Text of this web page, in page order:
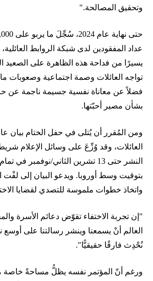
وتحقيق المصالحة."
عداد المفقودين لدى شبكة الروابط
يسيرًا من فداحة هذه الظاهرة على الصعيد
تواجه العائلات وصمة اجتماعية وصعوبات
فضلاً عن معاناة نفسية جسيمة ناجمة عن
بشأن مصير أحبّتها.
ومن المُقرر أن يُتلى في حفل الختام
العائلات، وقد وُزِّعَ على وسائل الإعلام
بتوقيت وسط أوروبا. ويدعو البيان إلى لفْت
واتخاذ خطوات ملموسة للتصدي لقضايا
"إن تجربة الاختفاء تقوّض دعائم الأسرة
العالم أنْ يسمعنا وينشر رسالتنا على أوسع
نُحْدِث فارقًا حقيقيًّا".
ورغم أنّ المؤتمر نفسه يظلُّ مساحةً خاصة